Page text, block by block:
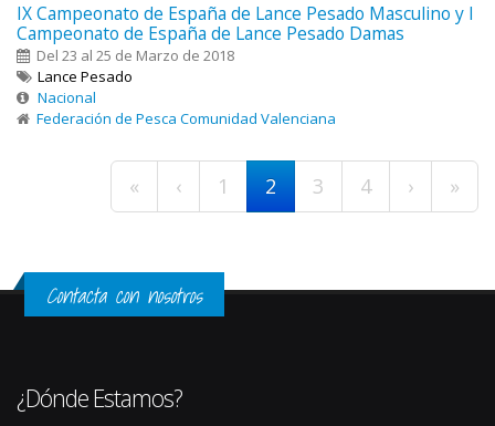
IX Campeonato de España de Lance Pesado Masculino y I
Campeonato de España de Lance Pesado Damas
Del 23 al 25 de Marzo de 2018
Lance Pesado
Nacional
Federación de Pesca Comunidad Valenciana
Páginas
« ‹ 1 2 3 4 › »
Contacta con nosotros
¿Dónde Estamos?